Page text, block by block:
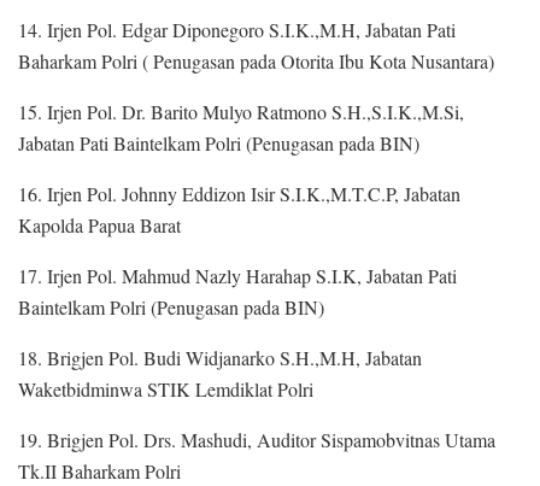
14. Irjen Pol. Edgar Diponegoro S.I.K.,M.H, Jabatan Pati
Baharkam Polri ( Penugasan pada Otorita Ibu Kota Nusantara)
15. Irjen Pol. Dr. Barito Mulyo Ratmono S.H.,S.I.K.,M.Si,
Jabatan Pati Baintelkam Polri (Penugasan pada BIN)
16. Irjen Pol. Johnny Eddizon Isir S.I.K.,M.T.C.P, Jabatan
Kapolda Papua Barat
17. Irjen Pol. Mahmud Nazly Harahap S.I.K, Jabatan Pati
Baintelkam Polri (Penugasan pada BIN)
18. Brigjen Pol. Budi Widjanarko S.H.,M.H, Jabatan
Waketbidminwa STIK Lemdiklat Polri
19. Brigjen Pol. Drs. Mashudi, Auditor Sispamobvitnas Utama
Tk.II Baharkam Polri